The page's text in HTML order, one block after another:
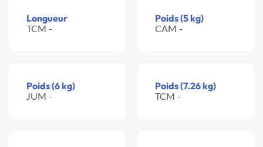
Longueur
TCM -
Poids (5 kg)
CAM -
Poids (6 kg)
JUM -
Poids (7.26 kg)
TCM -